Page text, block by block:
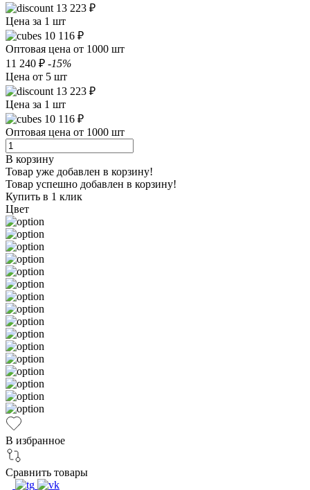
13 223 ₽
Цена за 1 шт
10 116 ₽
Оптовая цена от 1000 шт
11 240 ₽ -15%
Цена от 5 шт
13 223 ₽
Цена за 1 шт
10 116 ₽
Оптовая цена от 1000 шт
В корзину
Товар уже добавлен в корзину!
Товар успешно добавлен в корзину!
Купить в 1 клик
Цвет
В избранное
Сравнить товары